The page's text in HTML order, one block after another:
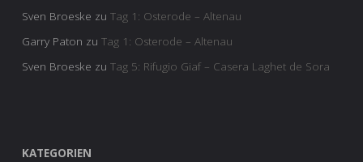
Sven Broeske zu Tag 1: Osterode – Altenau
Garry Paton zu Tag 1: Osterode – Altenau
Sven Broeske zu Tag 5: Rifugio Giaf – Casera Laghet de Sora
KATEGORIEN